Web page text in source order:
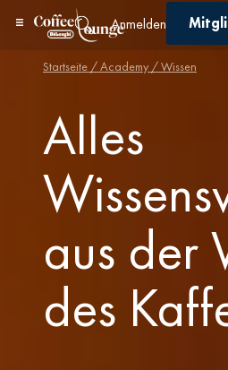
Anmelden
Startseite /Academy / Wissen
Alles
aus der
des